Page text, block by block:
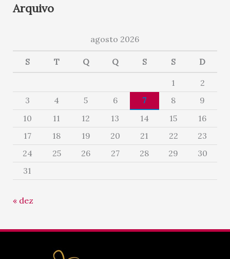
Arquivo
agosto 2026
S T Q Q S S D
1
2
3
4 5 6 7 8
9
10
11 12 13 14 15
16
17
18 19 20 21 22
23
24
25 26 27 28 29
30
31
« dez